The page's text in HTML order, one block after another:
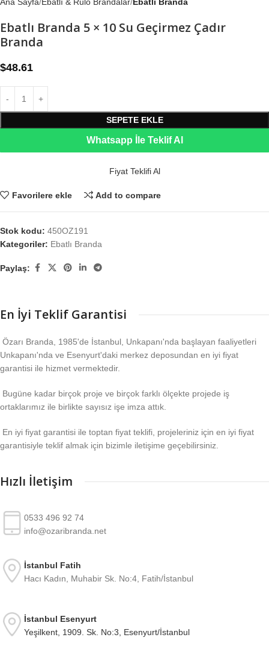
Ana Sayfa Ebatlı & Rulo Brandalar Ebatlı Branda
Ebatlı Branda 5 × 10 Su Geçirmez Çadır
Branda
$48.61
SEPETE EKLE
Whatsapp İle Teklif Al
Fiyat Teklifi Al
Favorilere ekle Add to compare
Stok kodu: 450OZ191
Kategoriler: Ebatlı Branda
Paylaş:
En İyi Teklif Garantisi
Özarı Branda, 1985'de İstanbul, Unkapanı'nda başlayan faaliyetleri
Unkapanı'nda ve Esenyurt'daki merkez deposundan en iyi fiyat
garantisi ile hizmet vermektedir.
Bugüne kadar birçok proje ve birçok farklı ölçekte projede iş
ortaklarımız ile birlikte sayısız işe imza attık.
En iyi fiyat garantisi ile toptan fiyat teklifi, projeleriniz için en iyi fiyat
garantisiyle teklif almak için bizimle iletişime geçebilirsiniz.
Hızlı İletişim
0533 496 92 74
info@ozaribranda.net
İstanbul Fatih
Hacı Kadın, Muhabir Sk. No:4, Fatih/İstanbul
İstanbul Esenyurt
Yeşilkent, 1909. Sk. No:3, Esenyurt/İstanbul